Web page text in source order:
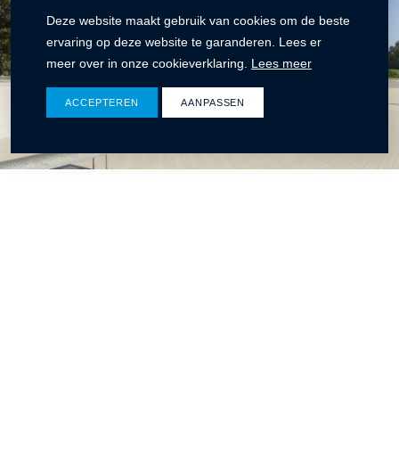
Deze website maakt gebruik van cookies om de beste
ervaring op deze website te garanderen. Lees er
meer over in onze cookieverklaring. Lees meer
ACCEPTEREN AANPASSEN